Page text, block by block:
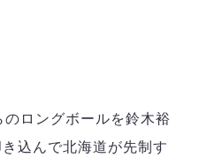
ロングボールを鈴木裕
込んで北海道が先制す